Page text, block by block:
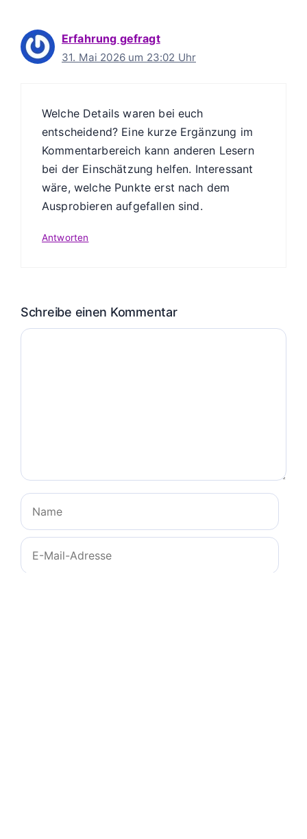
Erfahrung gefragt
31. Mai 2026 um 23:02 Uhr
Welche Details waren bei euch
entscheidend? Eine kurze Ergänzung im
Kommentarbereich kann anderen Lesern
bei der Einschätzung helfen. Interessant
wäre, welche Punkte erst nach dem
Ausprobieren aufgefallen sind.
Antworten
Schreibe einen Kommentar
Kommentar
Name
E-
Mail-